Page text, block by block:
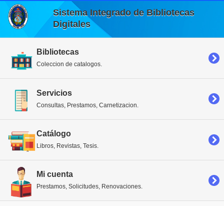
Sistema Integrado de Bibliotecas
Digitales
Bibliotecas
Coleccion de catalogos.
Servicios
Consultas, Prestamos, Carnetizacion.
Catálogo
Libros, Revistas, Tesis.
Mi cuenta
Prestamos, Solicitudes, Renovaciones.